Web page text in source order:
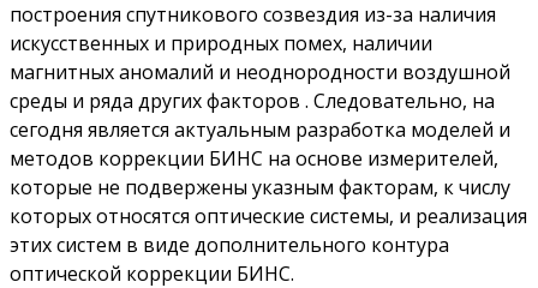
построения спутникового созвездия из-за наличия
искусственных и природных помех, наличии
магнитных аномалий и неоднородности воздушной
среды и ряда других факторов . Следовательно, на
сегодня является актуальным разработка моделей и
методов коррекции БИНС на основе измерителей,
которые не подвержены указным факторам, к числу
которых относятся оптические системы, и реализация
этих систем в виде дополнительного контура
оптической коррекции БИНС.